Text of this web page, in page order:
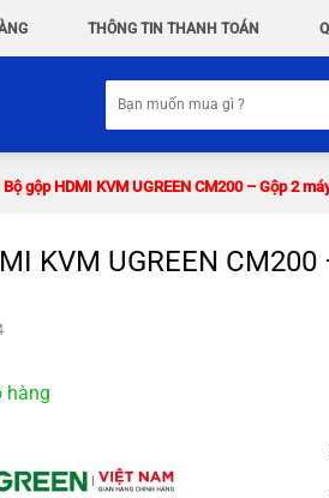
THÔNG TIN THANH TOÁN
kiếm:
Bộ gộp HDMI KVM UGREEN CM200 – Gộp 2
KVM UGREEN
hàng